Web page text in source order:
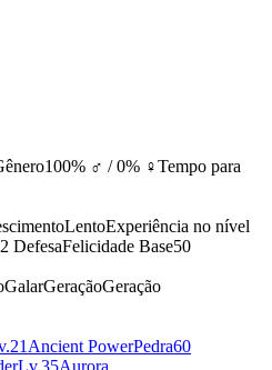
100% ♂ / 0% ♀Tempo para
LentoExperiência no nível
2 DefesaFelicidade Base50
GalarGeraçãoGeração
Ancient PowerPedra60
Lv.35Aurora